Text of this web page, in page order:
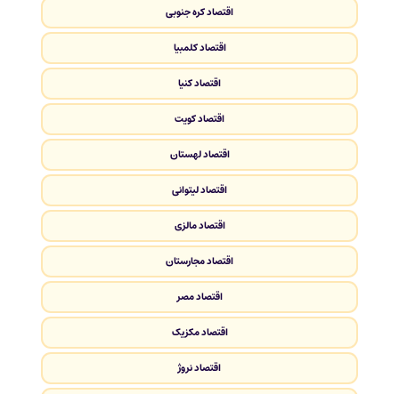
اقتصاد کره جنوبی
اقتصاد کلمبیا
اقتصاد کنیا
اقتصاد کویت
اقتصاد لهستان
اقتصاد لیتوانی
اقتصاد مالزی
اقتصاد مجارستان
اقتصاد مصر
اقتصاد مکزیک
اقتصاد نروژ